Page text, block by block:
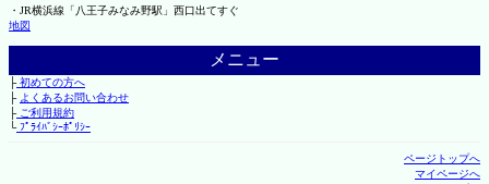
・JR横浜線「八王子みなみ野駅」西口出てすぐ
地図
メニュー
├初めての方へ
├ よくあるお問い合わせ
├ご利用規約
└ﾌﾟﾗｲﾊﾞｼｰﾎﾟﾘｼｰ
ページトップへ
マイページへ